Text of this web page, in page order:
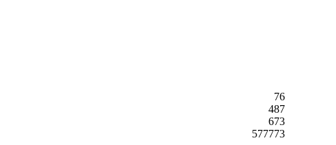
76
487
673
577773